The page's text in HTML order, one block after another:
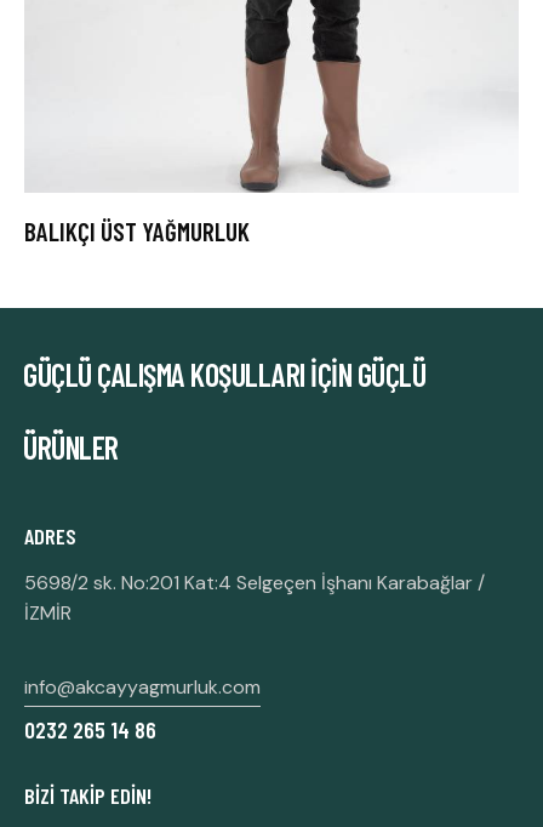
BALIKÇI ÜST YAĞMURLUK
GÜÇLÜ ÇALIŞMA KOŞULLARI İÇINGÜÇLÜ
ÜRÜNLER
ADRES
5698/2 sk. No:201 Kat:4 Selgeçen İşhanı Karabağlar /
İZMİR
info@akcayyagmurluk.com
0232 265 14 86
BIZI TAKIP EDIN!